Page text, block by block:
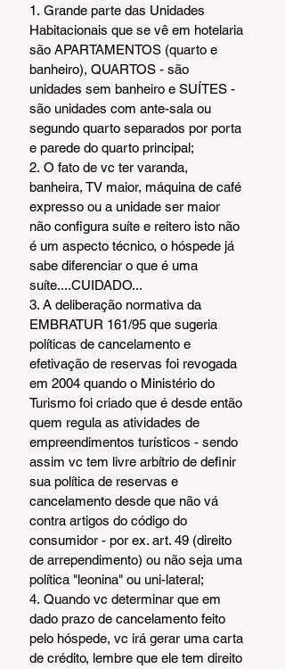
1. Grande parte das Unidades
Habitacionais que se vê em hotelaria
são APARTAMENTOS (quarto e
banheiro), QUARTOS - são
unidades sem banheiro e SUÍTES -
são unidades com ante-sala ou
segundo quarto separados por porta
e parede do quarto principal;
2. O fato de vc ter varanda,
banheira, TV maior, máquina de café
expresso ou a unidade ser maior
não configura suíte e reitero isto não
é um aspecto técnico, o hóspede já
sabe diferenciar o que é uma
suíte....CUIDADO...
3. A deliberação normativa da
EMBRATUR 161/95 que sugeria
políticas de cancelamento e
efetivação de reservas foi revogada
em 2004 quando o Ministério do
Turismo foi criado que é desde então
quem regula as atividades de
empreendimentos turísticos - sendo
assim vc tem livre arbítrio de definir
sua política de reservas e
cancelamento desde que não vá
contra artigos do código do
consumidor - por ex. art. 49 (direito
de arrependimento) ou não seja uma
política "leonina" ou uni-lateral;
4. Quando vc determinar que em
dado prazo de cancelamento feito
pelo hóspede, vc irá gerar uma carta
de crédito, lembre que ele tem direito